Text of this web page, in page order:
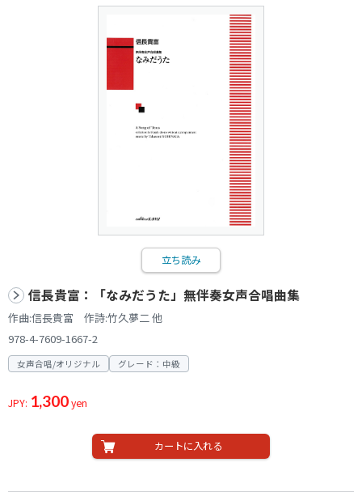
立ち読み
信長貴富：「なみだうた」無伴奏女声合唱曲集
作曲:信長貴富 作詩:竹久夢二 他
978-4-7609-1667-2
女声合唱/オリジナル グレード：中級
JPY: 1,300yen
カートに入れる